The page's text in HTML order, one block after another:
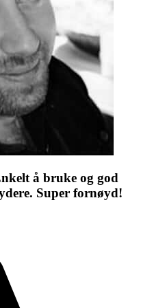
å bruke og god
Super fornøyd!